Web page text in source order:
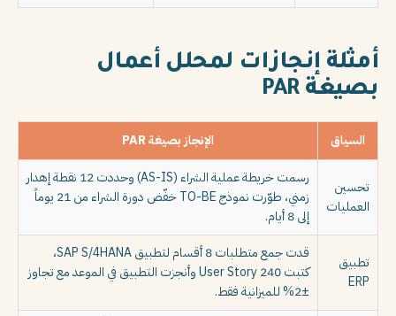
أمثلة إنجازات لمحلل أعمال
بصيغة PAR
السياق الإنجاز بصيغة PAR
تحسين
العمليات
رسمت خريطة عملية الشراء (AS-IS) وحددت 12 نقطة إهدار
زمني، طوّرت نموذج TO-BE خفّض دورة الشراء من 21 يوماً
إلى 8 أيام.
تطبيق
ERP
قدت جمع متطلبات 8 أقسام لتطبيق SAP S/4HANA،
كتبت 240 User Story وأنجزت التطبيق في الموعد مع تجاوز
±2% للميزانية فقط.